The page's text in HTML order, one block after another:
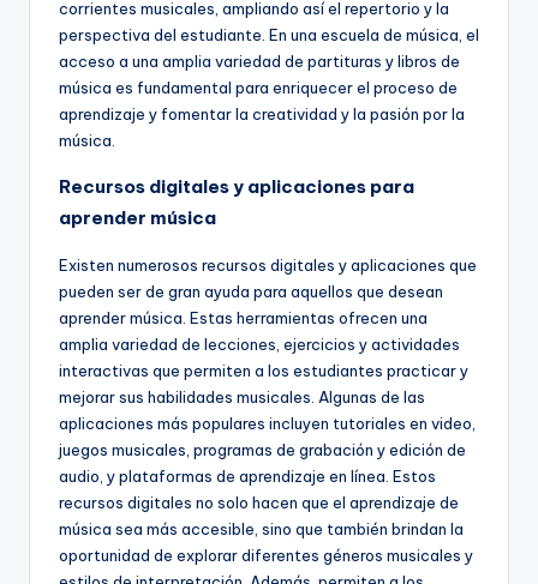
corrientes musicales, ampliando así el repertorio y la
perspectiva del estudiante. En una escuela de música, el
acceso a una amplia variedad de partituras y libros de
música es fundamental para enriquecer el proceso de
aprendizaje y fomentar la creatividad y la pasión por la
música.
Recursos digitales y aplicaciones para
aprender música
Existen numerosos recursos digitales y aplicaciones que
pueden ser de gran ayuda para aquellos que desean
aprender música. Estas herramientas ofrecen una
amplia variedad de lecciones, ejercicios y actividades
interactivas que permiten a los estudiantes practicar y
mejorar sus habilidades musicales. Algunas de las
aplicaciones más populares incluyen tutoriales en video,
juegos musicales, programas de grabación y edición de
audio, y plataformas de aprendizaje en línea. Estos
recursos digitales no solo hacen que el aprendizaje de
música sea más accesible, sino que también brindan la
oportunidad de explorar diferentes géneros musicales y